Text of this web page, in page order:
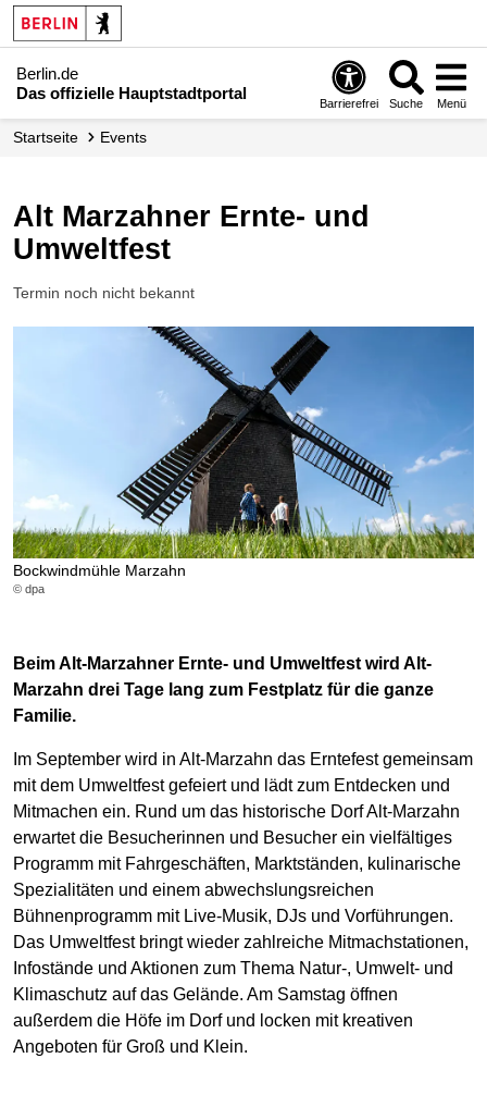
Berlin.de
Das offizielle Hauptstadtportal
Barrierefrei Suche Menü
Startseite Events
Alt Marzahner Ernte- und
Umweltfest
Termin noch nicht bekannt
Bockwindmühle Marzahn
© dpa
Beim Alt-Marzahner Ernte- und Umweltfest wird Alt-
Marzahn drei Tage lang zum Festplatz für die ganze
Familie.
Im September wird in Alt-Marzahn das Erntefest gemeinsam
mit dem Umweltfest gefeiert und lädt zum Entdecken und
Mitmachen ein. Rund um das historische Dorf Alt-Marzahn
erwartet die Besucherinnen und Besucher ein vielfältiges
Programm mit Fahrgeschäften, Marktständen, kulinarische
Spezialitäten und einem abwechslungsreichen
Bühnenprogramm mit Live-Musik, DJs und Vorführungen.
Das Umweltfest bringt wieder zahlreiche Mitmachstationen,
Infostände und Aktionen zum Thema Natur-, Umwelt- und
Klimaschutz auf das Gelände. Am Samstag öffnen
außerdem die Höfe im Dorf und locken mit kreativen
Angeboten für Groß und Klein.